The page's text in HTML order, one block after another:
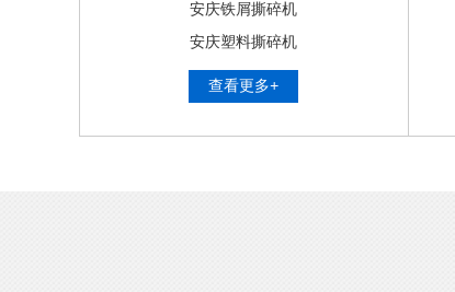
安庆铁屑撕碎机
安庆塑料撕碎机
查看更多+